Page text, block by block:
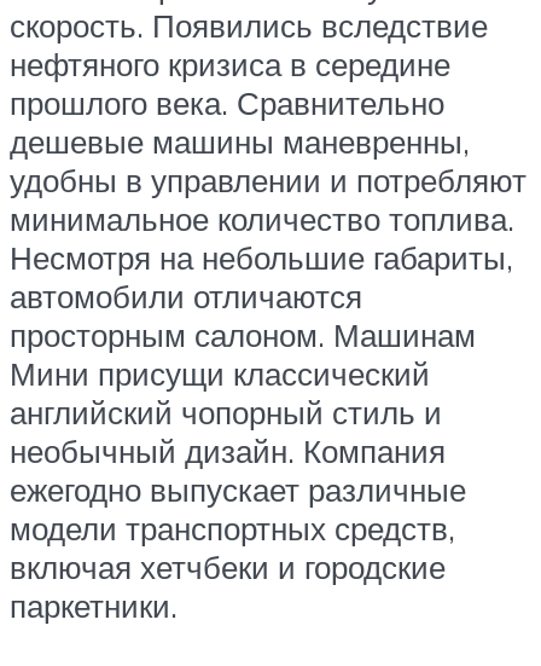
скорость. Появились вследствие
нефтяного кризиса в середине
прошлого века. Сравнительно
дешевые машины маневренны,
удобны в управлении и потребляют
минимальное количество топлива.
Несмотря на небольшие габариты,
автомобили отличаются
просторным салоном. Машинам
Мини присущи классический
английский чопорный стиль и
необычный дизайн. Компания
ежегодно выпускает различные
модели транспортных средств,
включая хетчбеки и городские
паркетники.